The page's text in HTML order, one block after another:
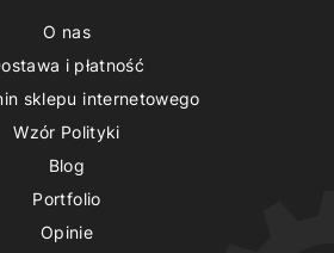
O nas
i płatność
sklepu internetowego
Wzór Polityki
Blog
Portfolio
Opinie